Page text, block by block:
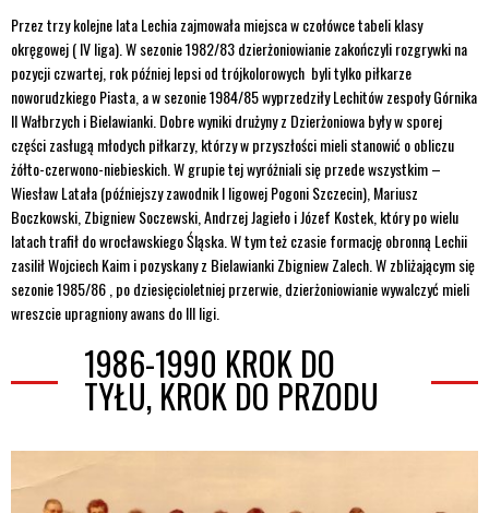
Przez trzy kolejne lata Lechia zajmowała miejsca w czołówce tabeli klasy
okręgowej ( IV liga). W sezonie 1982/83 dzierżoniowianie zakończyli rozgrywki na
pozycji czwartej, rok później lepsi od trójkolorowych byli tylko piłkarze
noworudzkiego Piasta, a w sezonie 1984/85 wyprzedziły Lechitów zespoły Górnika
II Wałbrzych i Bielawianki. Dobre wyniki drużyny z Dzierżoniowa były w sporej
części zasługą młodych piłkarzy, którzy w przyszłości mieli stanowić o obliczu
żółto-czerwono-niebieskich. W grupie tej wyróżniali się przede wszystkim –
Wiesław Latała (późniejszy zawodnik I ligowej Pogoni Szczecin), Mariusz
Boczkowski, Zbigniew Soczewski, Andrzej Jagieło i Józef Kostek, który po wielu
latach trafił do wrocławskiego Śląska. W tym też czasie formację obronną Lechii
zasilił Wojciech Kaim i pozyskany z Bielawianki Zbigniew Zalech. W zbliżającym się
sezonie 1985/86 , po dziesięcioletniej przerwie, dzierżoniowianie wywalczyć mieli
wreszcie upragniony awans do III ligi.
1986-1990 KROK DO
TYŁU, KROK DO PRZODU